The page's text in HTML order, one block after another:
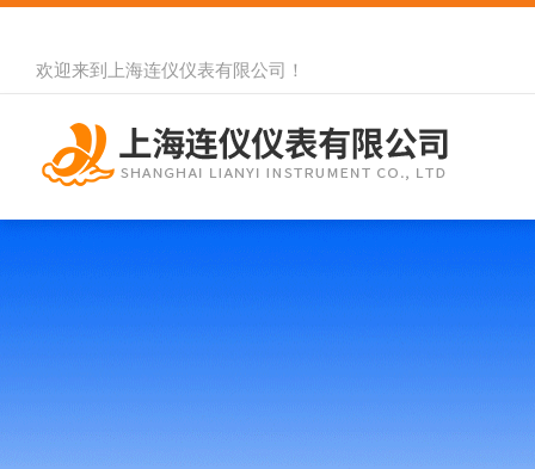
欢迎来到 上海连仪仪表有限公司 ！